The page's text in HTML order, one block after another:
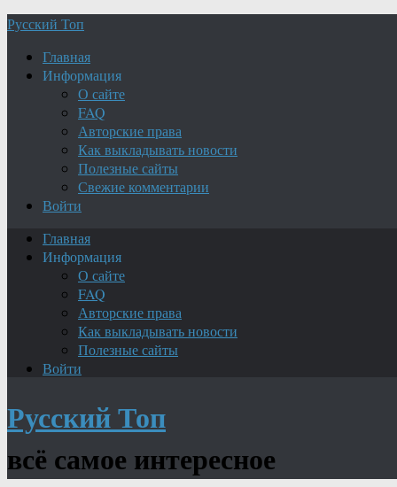
Русский Топ
Главная
Информация
О сайте
FAQ
Авторские права
Как выкладывать новости
Полезные сайты
Свежие комментарии
Войти
Главная
Информация
О сайте
FAQ
Авторские права
Как выкладывать новости
Полезные сайты
Войти
Русский Топ
всё самое интересное